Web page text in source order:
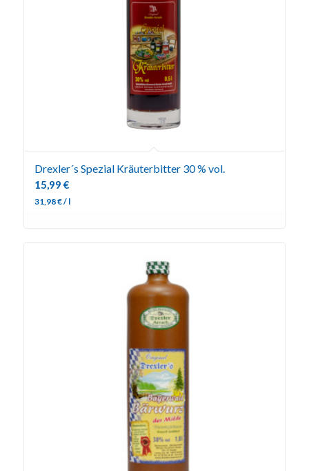
Drexler´s Spezial Kräuterbitter 30 % vol.
15,99 €
31,98€/ l